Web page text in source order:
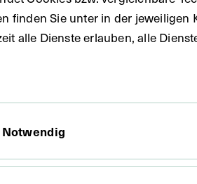
Wien
finden Sie unter in der
alle Dienste erlauben, alle